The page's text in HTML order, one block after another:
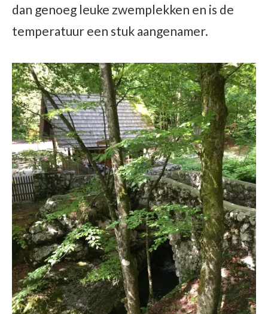
dan genoeg leuke zwemplekken en is de
temperatuur een stuk aangenamer.